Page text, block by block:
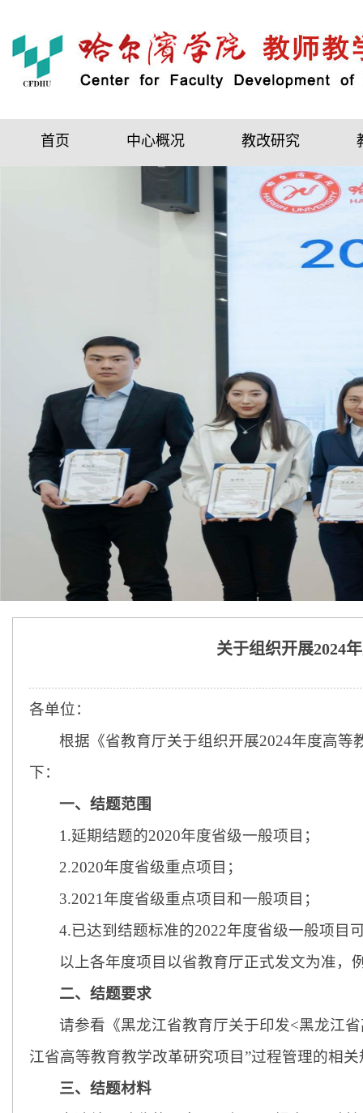
首页 中心概况 教改研究
关于组织开展2024
各单位 ：
根据《省教育厅关于组织开展2024年度高等
下：
一、结题范围
1.延期结题的2020年度省级一般项目；
2.2020年度省级重点项目；
3.2021年度省级重点项目和一般项目 ；
4.已达到结题标准的2022年度省级一般项目
以上各年度项目以省教育厅正式发文为准，
二、结题要求
请参看《黑龙江省教育厅关于印发<黑龙江
江省高等教育教学改革研究项目”过程管理的相
三、结题材料